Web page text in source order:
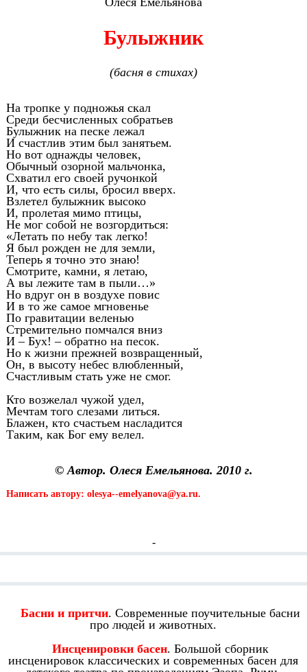
Булыжник
(басня в стихах)
На тропке у подножья скал
Среди бесчисленных собратьев
Булыжник на песке лежал
И счастлив этим был занятьем.
Но вот однажды человек,
Обычный озорной мальчонка,
Схватил его своей ручонкой
И, что есть силы, бросил вверх.
Взлетел булыжник высоко
И, пролетая мимо птицы,
Не мог собой не возгордиться:
«Летать по небу так легко!
Я был рожден не для земли,
Теперь я точно это знаю!
Смотрите, камни, я летаю,
А вы лежите там в пыли…»
Но вдруг он в воздухе повис
И в то же самое мгновенье
По гравитации веленью
Стремительно помчался вниз
И – Бух! – обратно на песок.
Но к жизни прежней возвращенный,
Он, в высоту небес влюбленный,
Счастливым стать уже не смог.
Кто возжелал чужой удел,
Мечтам того слезами литься.
Блажен, кто счастьем насладится
Таким, как Бог ему велел.
© Автор. Олеся Емельянова. 2010 г.
Написать автору: olesya--emelyanova@ya.ru.
-
Басни и притчи. Современные поучительные басни
про людей и животных.
Инсценировки басен. Большой сборник
инсценировок классических и современных басен для